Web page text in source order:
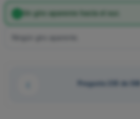
Un giro aparente hacia el sur.
Pregunta 235 de 580